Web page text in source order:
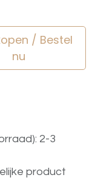
/ Bestel
nu
2-3
product